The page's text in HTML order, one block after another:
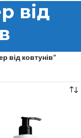
від
від ковтунів”